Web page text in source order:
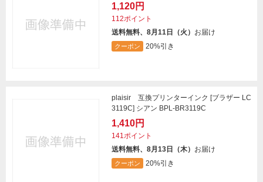
1,120円
112ポイント
送料無料、8月11日（火） お届け
クーポン 20%引き
plaisir 互換プリンターインク [ブラザー LC
3119C] シアン BPL-BR3119C
1,410円
141ポイント
送料無料、8月13日（木） お届け
クーポン 20%引き